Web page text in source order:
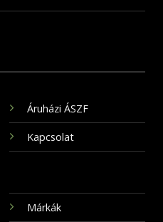
Áruházi ÁSZF
Kapcsolat
Márkák